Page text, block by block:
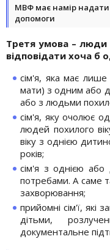
МВФ має намір надати
допомоги
Третя умова – люди
відповідати хоча б
сім'я, яка має
мати) з одним або
або з людьми
сім'я, яку очолює
людей похилого
віку з однією
років;
сім'я з однією або
потребами. А саме
захворювання;
прийомні сім'ї, які
дітьми,
документальне